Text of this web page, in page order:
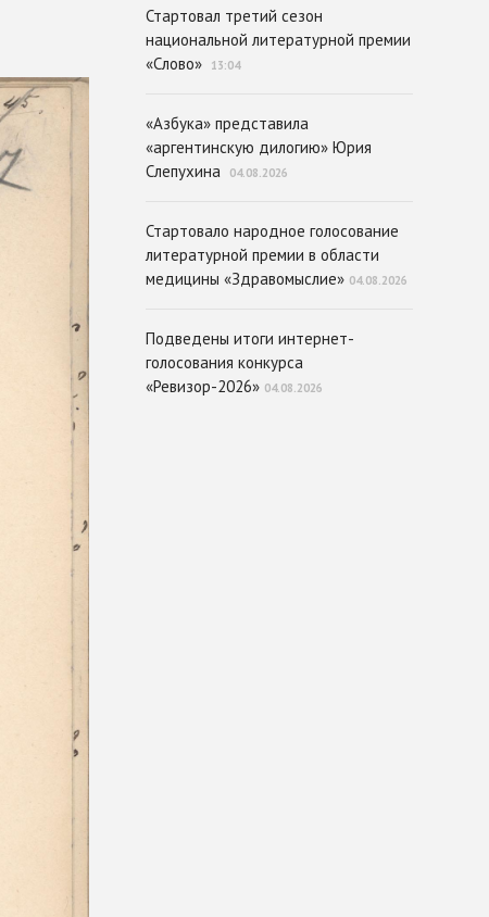
Стартовал третий сезон
национальной литературной премии
«Слово»
13:04
«Азбука» представила
«аргентинскую дилогию» Юрия
Слепухина
04.08.2026
Стартовало народное голосование
литературной премии в области
медицины «Здравомыслие» 04.08.2026
Подведены итоги интернет-
голосования конкурса
«Ревизор-2026» 04.08.2026